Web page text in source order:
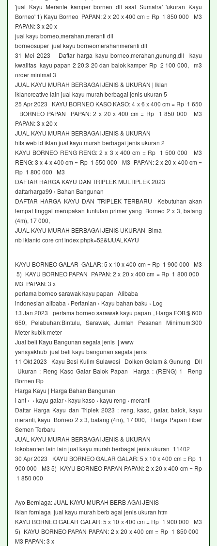
'jual Kayu Merante kamper borneo dll asal Sumatra' 'ukuran Kayu
Borneo' 1) Kayu Borneo PAPAN: 2 x 20 x 400 cm = Rp 1 850 000 M3
PAPAN: 3 x 20 x
jual kayu borneo,merahan,meranti dll
borneosuper jual kayu borneomerahanmeranti dll
31 Mei 2023 Daftar harga kayu borneo,merahan,gunung,dll kayu
kwalitas kayu papan 2 20;3 20 dan balok kamper Rp 2 100 000, m3
order minimal 3
JUAL KAYU MURAH BERBAGAI JENIS & UKURAN | Iklan
iklancreative lain jual kayu murah berbagai jenis ukuran 5
25 Apr 2023 KAYU BORNEO KASO KASO: 4 x 6 x 400 cm = Rp 1 650
BORNEO PAPAN PAPAN: 2 x 20 x 400 cm = Rp 1 850 000 M3
PAPAN: 3 x 20 x
JUAL KAYU MURAH BERBAGAI JENIS & UKURAN
hits web id iklan jual kayu murah berbagai jenis ukuran 2
KAYU BORNEO RENG RENG: 2 x 3 x 400 cm = Rp 1 500 000 M3
RENG: 3 x 4 x 400 cm = Rp 1 550 000 M3 PAPAN: 2 x 20 x 400 cm =
Rp 1 800 000 M3
DAFTAR HARGA KAYU DAN TRIPLEK MULTIPLEK 2023
daftarharga99 › Bahan Bangunan
DAFTAR HARGA KAYU DAN TRIPLEK TERBARU Kebutuhan akan
tempat tinggal merupakan tuntutan primer yang Borneo 2 x 3, batang
(4m), 17 000,
JUAL KAYU MURAH BERBAGAI JENIS UKURAN Bima
nb iklanid core cnt index phpk=52&fJUALKAYU
KAYU BORNEO GALAR GALAR: 5 x 10 x 400 cm = Rp 1 900 000 M3
5) KAYU BORNEO PAPAN PAPAN: 2 x 20 x 400 cm = Rp 1 800 000
M3 PAPAN: 3 x
pertama borneo sarawak kayu papan Alibaba
indonesian alibaba › Pertanian › Kayu bahan baku › Log
13 Jan 2023 pertama borneo sarawak kayu papan , Harga FOB:$ 600
650, Pelabuhan:Bintulu, Sarawak, Jumlah Pesanan Minimum:300
Meter kubik meter
Jual beli Kayu Bangunan segala jenis | www
yansyakhub jual beli kayu bangunan segala jenis
11 Okt 2023 Kayu Besi Kulim Sulawesi Dolken Gelam & Gunung Dll
Ukuran : Reng Kaso Galar Balok Papan Harga : (RENG) 1 Reng
Borneo Rp
Harga Kayu | Harga Bahan Bangunan
i ant › › kayu galar › kayu kaso › kayu reng › meranti
Daftar Harga Kayu dan Triplek 2023 : reng, kaso, galar, balok, kayu
meranti, kayu Borneo 2 x 3, batang (4m), 17 000, Harga Papan Fiber
Semen Terbaru
JUAL KAYU MURAH BERBAGAI JENIS & UKURAN
tokobanten lain lain jual kayu murah berbagai jenis ukuran_11402
30 Apr 2023 KAYU BORNEO GALAR GALAR: 5 x 10 x 400 cm = Rp 1
900 000 M3 5) KAYU BORNEO PAPAN PAPAN: 2 x 20 x 400 cm = Rp
1 850 000
Ayo Berniaga: JUAL KAYU MURAH BERB AGAI JENIS
iklan forniaga jual kayu murah berb agai jenis ukuran htm
KAYU BORNEO GALAR GALAR: 5 x 10 x 400 cm = Rp 1 900 000 M3
5) KAYU BORNEO PAPAN PAPAN: 2 x 20 x 400 cm = Rp 1 850 000
M3 PAPAN: 3 x